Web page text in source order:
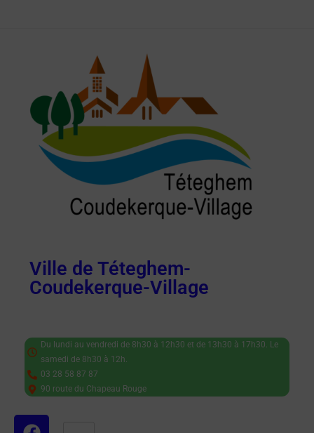
Ville de Téteghem-
Coudekerque-Village
Du lundi au vendredi de 8h30 à 12h30 et de 13h30 à 17h30. Le
samedi de 8h30 à 12h.
03 28 58 87 87
90 route du Chapeau Rouge